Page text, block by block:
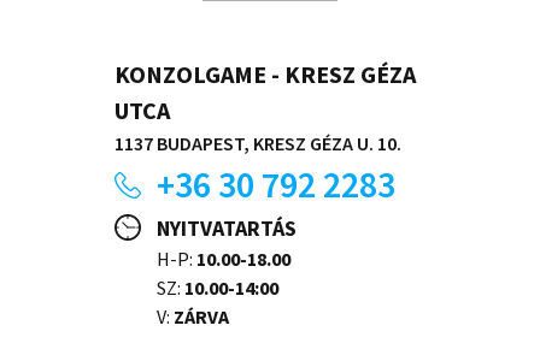
KONZOLGAME - KRESZ GÉZA
UTCA
1137 BUDAPEST, KRESZ GÉZA U. 10.
+36 30 792 2283
NYITVATARTÁS
H-P: 10.00-18.00
SZ: 10.00-14:00
V: ZÁRVA